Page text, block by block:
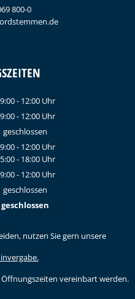
800-0
- 12:00Uhr
Von 09:00 bis 12:00 Uhr
- 12:00Uhr
Von 09:00 bis 12:00 Uhr
geschlossen
- 12:00Uhr
Von 09:00 bis 12:00 Uhr
- 18:00Uhr
Von 15:00 bis 18:00 Uhr
- 12:00Uhr
Von 09:00 bis 12:00 Uhr
geschlossen
geschlossen
nutzen Sie gern unsere
vereinbart werden.